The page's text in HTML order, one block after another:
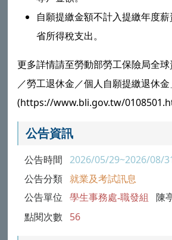
自願提繳金額不計入提繳年度
省所得稅支出。
更多詳情請至勞動部勞工保險局全
／勞工退休金／個人自願提繳退休金
(https://www.bli.gov.tw/
公告資訊
公告時間 2026/05/29~2026/08/
公告分類 就業及考試訊息
公告單位 學生事務處-職發組 陳
點閱次數 56